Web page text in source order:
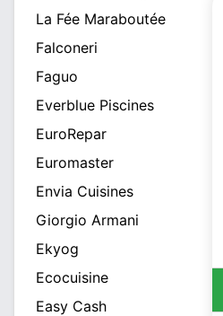
La Fée Maraboutée
Falconeri
Faguo
Everblue Piscines
EuroRepar
Euromaster
Envia Cuisines
Giorgio Armani
Ekyog
Ecocuisine
Easy Cash